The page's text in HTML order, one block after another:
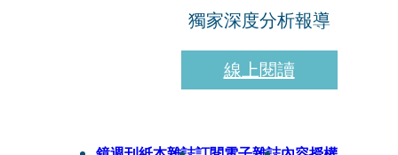
獨家深度分析報導
線上閱讀